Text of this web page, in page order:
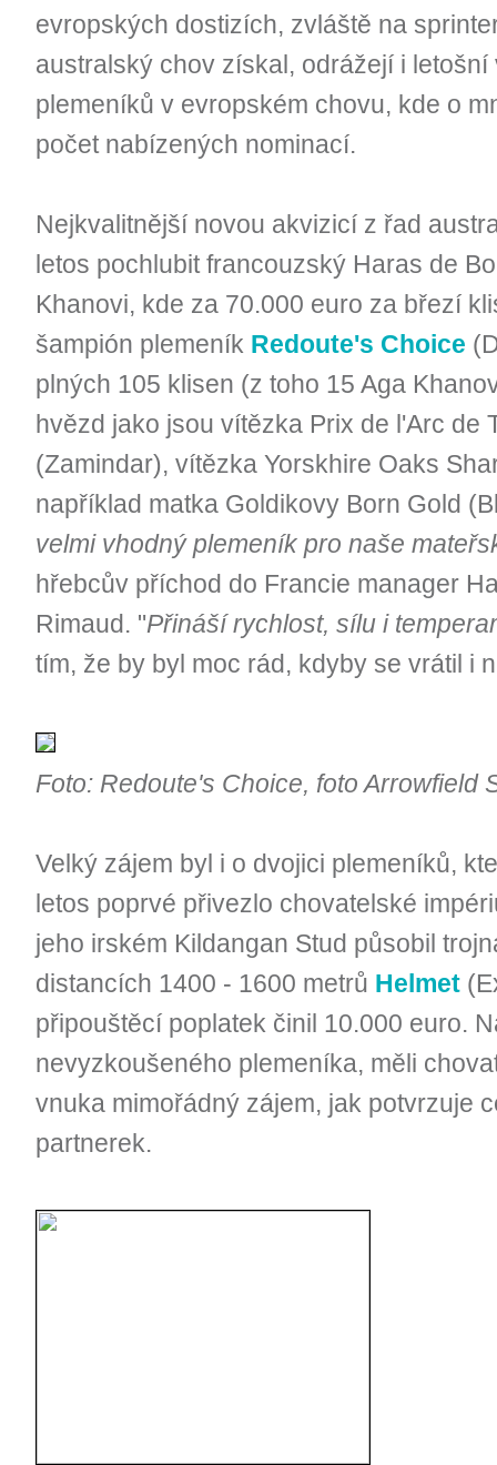
evropských dostizích, zvláště na
australský chov získal, odrážejí i
plemeníků v evropském chovu, kde o
počet nabízených nominací.
Nejkvalitnější novou akvizicí z řad
letos pochlubit francouzský Haras de
Khanovi, kde za 70.000 euro za březí
šampión plemeník Redoute's Choice
plných 105 klisen (z toho 15 Aga
hvězd jako jsou vítězka Prix de l'Arc de
(Zamindar), vítězka Yorskhire Oaks
například matka Goldikovy Born Gold
velmi vhodný plemeník pro naše
hřebcův příchod do Francie manager
Rimaud. "Přináší rychlost, sílu i
tím, že by byl moc rád, kdyby se vrátil
Foto: Redoute's Choice, foto Arrowfield
Velký zájem byl i o dvojici plemeníků,
letos poprvé přivezlo chovatelské
jeho irském Kildangan Stud působil
distancích 1400 - 1600 metrů Helmet
připouštěcí poplatek činil 10.000 euro.
nevyzkoušeného plemeníka, měli
vnuka mimořádný zájem, jak potvrzuje
partnerek.